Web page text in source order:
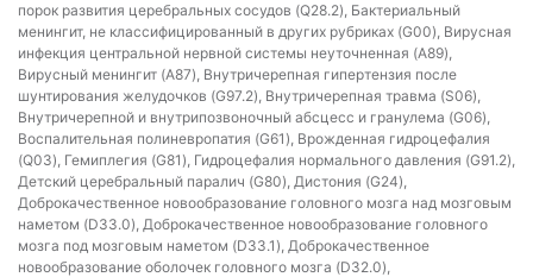
порок развития церебральных сосудов (Q28.2), Бактериальный
менингит, не классифицированный в других рубриках (G00), Вирусная
инфекция центральной нервной системы неуточненная (A89),
Вирусный менингит (A87), Внутричерепная гипертензия после
шунтирования желудочков (G97.2), Внутричерепная травма (S06),
Внутричерепной и внутрипозвоночный абсцесс и гранулема (G06),
Воспалительная полиневропатия (G61), Врожденная гидроцефалия
(Q03), Гемиплегия (G81), Гидроцефалия нормального давления (G91.2),
Детский церебральный паралич (G80), Дистония (G24),
Доброкачественное новообразование головного мозга над мозговым
наметом (D33.0), Доброкачественное новообразование головного
мозга под мозговым наметом (D33.1), Доброкачественное
новообразование оболочек головного мозга (D32.0),